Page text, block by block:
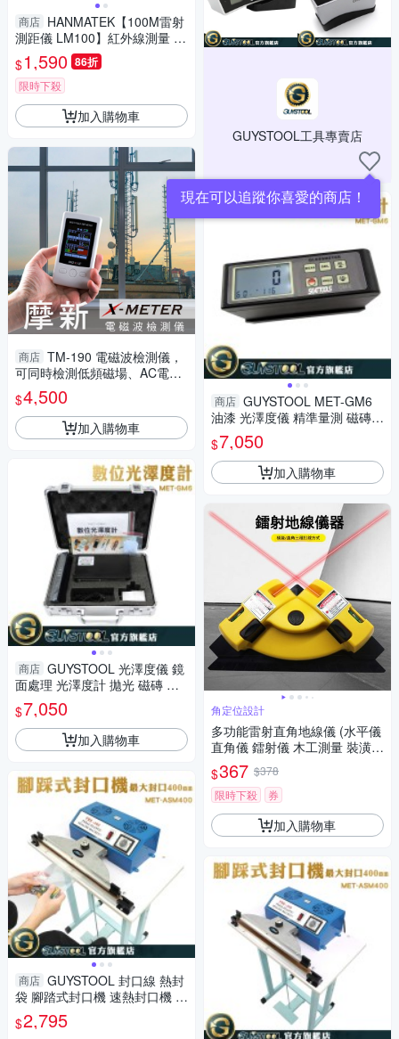
商店 HANMATEK【100M雷射
測距儀 LM100】紅外線測量 雷
射尺 電子尺 量距機 裝潢建築工
程
$1,590 86折
限時下殺
加入購物車
商店 TM-190 電磁波檢測儀，
可同時檢測低頻磁場、AC電
場、高頻電磁波
$4,500
加入購物車
商店 GUYSTOOL 光澤度儀 鏡
面處理 光澤度計 拋光 磁磚 測
光澤 快速測量 MET-GM6 200
GU 精準量測
$7,050
加入購物車
商店 GUYSTOOL 封口線 熱封
袋 腳踏式封口機 速熱封口機 塑
封機 瞬熱 MET-ASM400 密封
機
$2,795
GUYSTOOL工具專賣店
現在可以追蹤你喜愛的商店！
商店 GUYSTOOL MET-GM6
油漆 光澤度儀 精準量測 磁磚
濁度計 200GU 光澤度計 測光
澤 表面亮度
$7,050
加入購物車
角定位設計
多功能雷射直角地線儀 (水平儀
直角儀 鐳射儀 木工測量 裝潢
直線 地磚定位器)
$367 $378
限時下殺
券
加入購物車